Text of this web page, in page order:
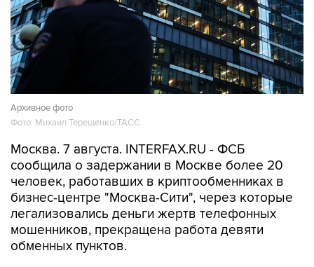
Архивное фото
Фото: Михаил Терещенко/ТАСС
Москва. 7 августа. INTERFAX.RU - ФСБ
сообщила о задержании в Москве более 20
человек, работавших в криптообменниках в
бизнес-центре "Москва-Сити", через которые
легализовались деньги жертв телефонных
мошенников, прекращена работа девяти
обменных пунктов.